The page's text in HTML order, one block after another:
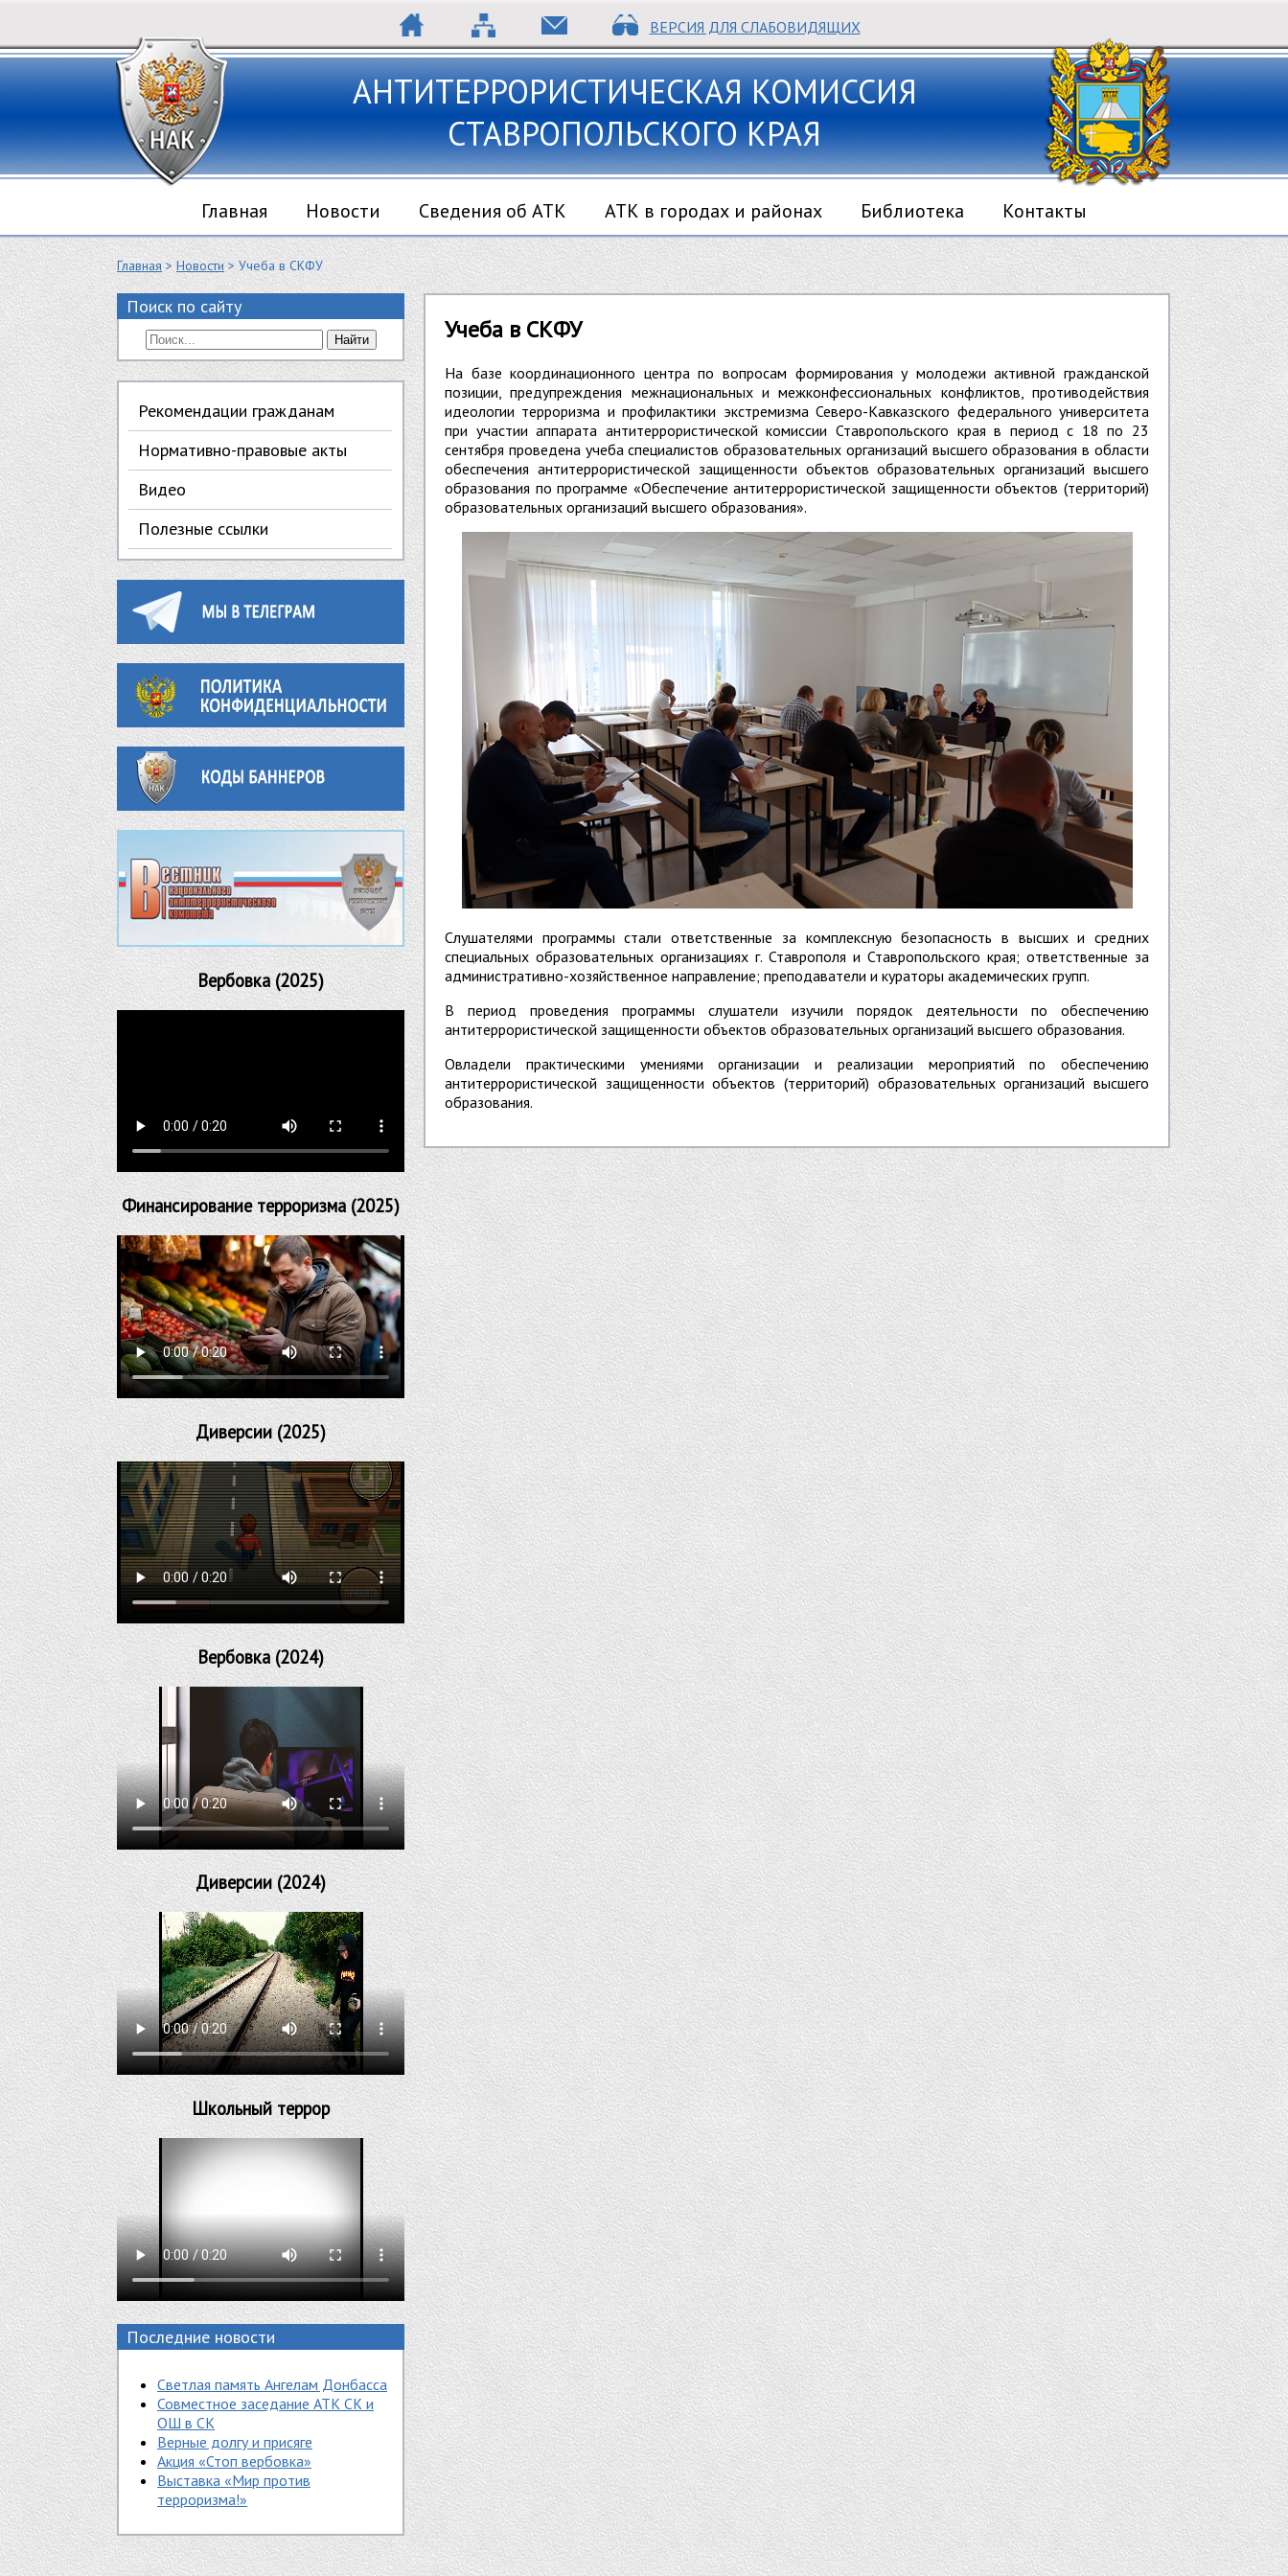
ВЕРСИЯ ДЛЯ СЛАБОВИДЯЩИХ
АНТИТЕРРОРИСТИЧЕСКАЯ КОМИССИЯ
СТАВРОПОЛЬСКОГО КРАЯ
Главная Новости Сведения об АТК АТК в городах и районах Библиотека Контакты
Главная>Новости> Учеба в СКФУ
Поиск по сайту
Найти
Рекомендации гражданам
Нормативно-правовые акты
Видео
Полезные ссылки
Вербовка (2025)
Финансирование терроризма (2025)
Диверсии (2025)
Вербовка (2024)
Диверсии (2024)
Школьный террор
Последние новости
Светлая память Ангелам Донбасса
Совместное заседание АТК СК и
ОШ в СК
Верные долгу и присяге
Акция «Стоп вербовка»
Выставка «Мир против
терроризма!»
Учеба в СКФУ
На базе координационного центра по вопросам формирования у молодежи активной гражданской
позиции, предупреждения межнациональных и межконфессиональных конфликтов, противодействия
идеологии терроризма и профилактики экстремизма Северо-Кавказского федерального университета
при участии аппарата антитеррористической комиссии Ставропольского края в период с 18 по 23
сентября проведена учеба специалистов образовательных организаций высшего образования в области
обеспечения антитеррористической защищенности объектов образовательных организаций высшего
образования по программе «Обеспечение антитеррористической защищенности объектов (территорий)
образовательных организаций высшего образования».
Слушателями программы стали ответственные за комплексную безопасность в высших и средних
специальных образовательных организациях г. Ставрополя и Ставропольского края; ответственные за
административно-хозяйственное направление; преподаватели и кураторы академических групп.
В период проведения программы слушатели изучили порядок деятельности по обеспечению
антитеррористической защищенности объектов образовательных организаций высшего образования.
Овладели практическими умениями организации и реализации мероприятий по обеспечению
антитеррористической защищенности объектов (территорий) образовательных организаций высшего
образования.